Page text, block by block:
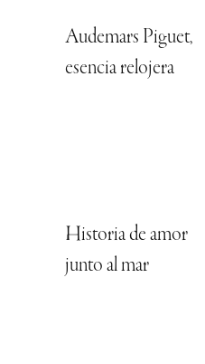
Audemars Piguet,
esencia relojera
Historia de amor
junto al mar